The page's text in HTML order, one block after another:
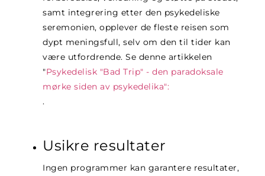
samt integrering etter den psykedeliske
seremonien, opplever de fleste reisen som
dypt meningsfull, selv om den til tider kan
være utfordrende. Se denne artikkelen
"Psykedelisk "Bad Trip" - den paradoksale
mørke siden av psykedelika":
.
Usikre resultater
Ingen programmer kan garantere resultater,